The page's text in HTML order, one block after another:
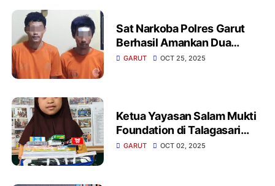
Sat Narkoba Polres Garut
Berhasil Amankan Dua
Pengedar Sabu Di
GARUT OCT 25, 2025
Ketua Yayasan Salam Mukti
Foundation di Talagasari
Kecamatan Banjarwangi
GARUT OCT 02, 2025